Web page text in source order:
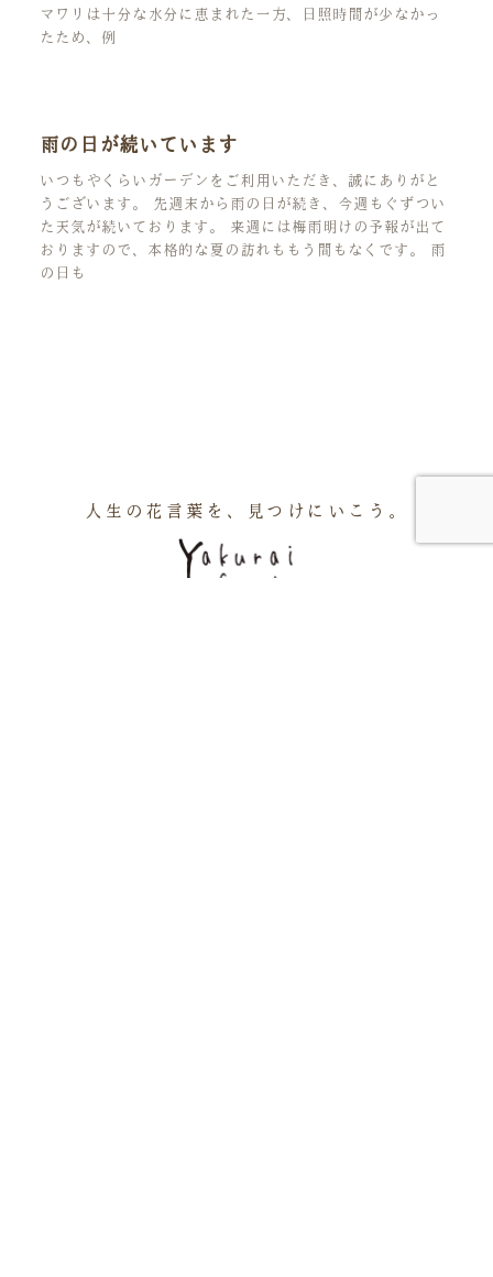
マワリは十分な水分に恵まれた一方、日照時間が少なかっ
たため、例
雨の日が続いています
いつもやくらいガーデンをご利用いただき、誠にありがと
うございます。 先週末から雨の日が続き、今週もぐずつい
た天気が続いております。 来週には梅雨明けの予報が出て
おりますので、本格的な夏の訪れももう間もなくです。 雨
の日も
人生の花言葉を、見つけにいこう。